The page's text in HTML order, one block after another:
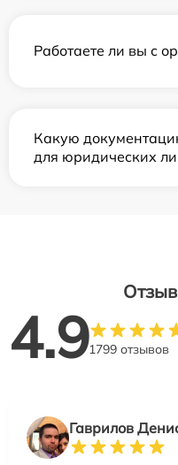
Работаете ли вы с
Какую
для юридических
4.91799 отзывов
Гаврилов